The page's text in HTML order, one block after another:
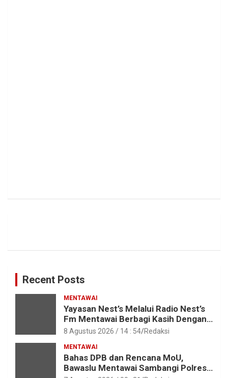
Recent Posts
MENTAWAI
Yayasan Nest’s Melalui Radio Nest’s
Fm Mentawai Berbagi Kasih Dengan
Anak – Anak Asrama SMAN 2 Sipora
8 Agustus 2026 / 14 : 54 Redaksi
MENTAWAI
Bahas DPB dan Rencana MoU,
Bawaslu Mentawai Sambangi Polres